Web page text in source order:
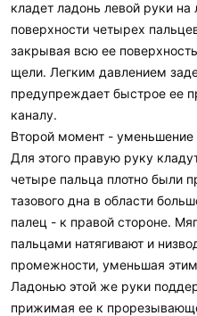
кладет ладонь левой руки
поверхности четырех
закрывая всю ее
щели. Легким давлением
предупреждает быстрое ее
каналу.
Второй момент -
Для этого правую руку
четыре пальца плотно были
тазового дна в области
палец - к правой стороне.
пальцами натягивают и
промежности, уменьшая
Ладонью этой же руки
прижимая ее к